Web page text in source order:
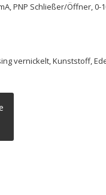
PNP Schließer/Öffner, 0-
vernickelt, Kunststoff,